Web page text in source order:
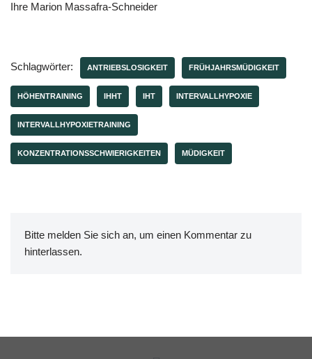
Ihre Marion Massafra-Schneider
Schlagwörter: ANTRIEBSLOSIGKEIT FRÜHJAHRSMÜDIGKEIT
HÖHENTRAINING IHHT IHT INTERVALLHYPOXIE
INTERVALLHYPOXIETRAINING
KONZENTRATIONSSCHWIERIGKEITEN MÜDIGKEIT
Bitte melden Sie sich an, um einen Kommentar zu
hinterlassen.